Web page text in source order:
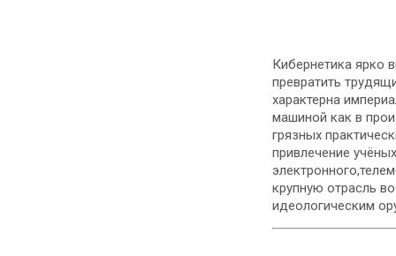
Кибернетика ярко
превратить
характерна
машиной как в
грязных
привлечение
крупную отрасль
идеологическим